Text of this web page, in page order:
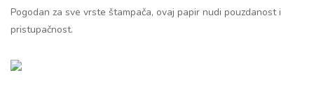
Pogodan za sve vrste štampača, ovaj papir nudi pouzdanost i
pristupačnost.